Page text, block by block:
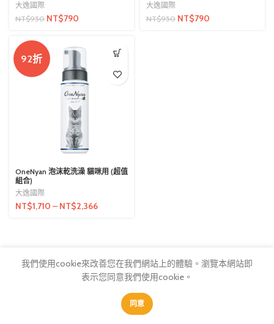
大逸國際
NT$950 NT$790
大逸國際
NT$950 NT$790
92折
OneNyan 泡沫乾洗澡 貓咪用 (超值
組合)
大逸國際
NT$1,710 – NT$2,366
我的最愛
我們使用cookie來改善您在我們網站上的體驗。 瀏覽本網站即
表示您同意我們使用cookie。
同意